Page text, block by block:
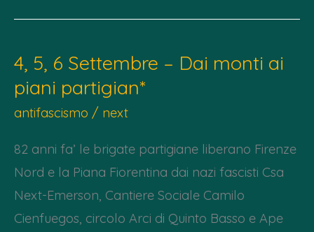
4, 5, 6 Settembre – Dai monti ai
piani partigian*
antifascismo / next
82 anni fa’ le brigate partigiane liberano Firenze
Nord e la Piana Fiorentina dai nazi fascisti Csa
Next-Emerson, Cantiere Sociale Camilo
Cienfuegos, circolo Arci di Quinto Basso e Ape